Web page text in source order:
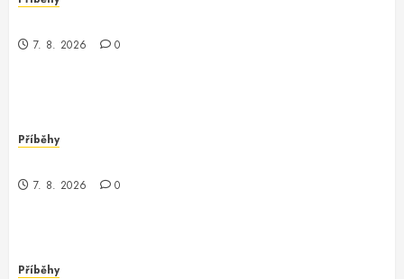
7. 8. 2026 0
Příběhy
7. 8. 2026 0
Příběhy